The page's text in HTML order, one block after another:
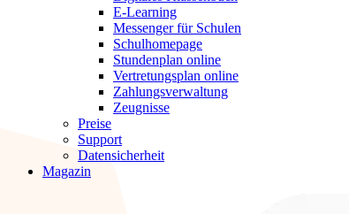
E-Learning
Messenger für Schulen
Schulhomepage
Stundenplan online
Vertretungsplan online
Zahlungsverwaltung
Zeugnisse
Preise
Support
Datensicherheit
Magazin